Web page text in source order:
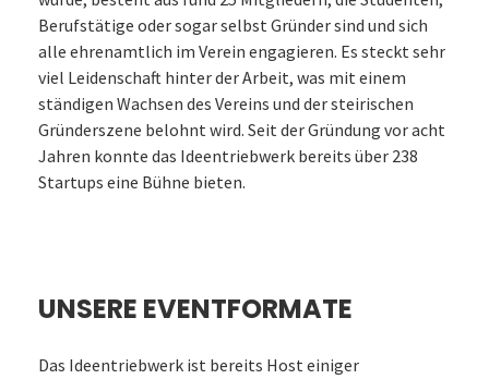
Berufstätige oder sogar selbst Gründer sind und sich
alle ehrenamtlich im Verein engagieren. Es steckt sehr
viel Leidenschaft hinter der Arbeit, was mit einem
ständigen Wachsen des Vereins und der steirischen
Gründerszene belohnt wird. Seit der Gründung vor acht
Jahren konnte das Ideentriebwerk bereits über 238
Startups eine Bühne bieten.
UNSERE EVENTFORMATE
Das Ideentriebwerk ist bereits Host einiger